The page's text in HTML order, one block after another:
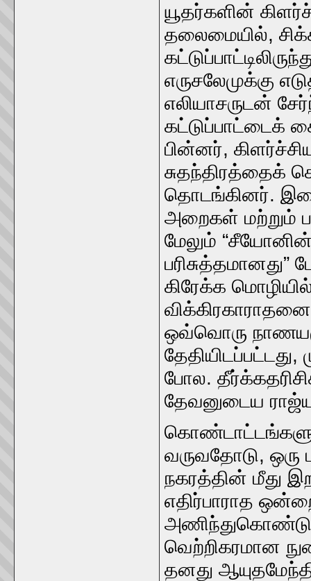
யூதர்களின்
தலைமையில்,
எருசலேமுக்கு
எலியாசருடன்
கட்டுப்பாட்டைக்
பின்னர்,
சுதந்திரத்தைக்
தொடங்கினர்.
அறைகள் மற்றும்
மேலும் “சீயோனின்
கிரேக்க
ஒவ்வொரு
தேதியிடப்பட்டது,
போல.
தேவனுடைய
வருவதோடு,
நகரத்தின் மீது
எதிர்பாராத
வெற்றிகரமான
தனது